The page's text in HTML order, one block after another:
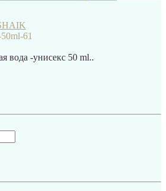
61
вода -унисекс 50 ml..